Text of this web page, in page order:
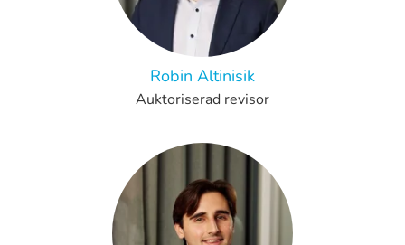
Robin Altinisik
Auktoriserad revisor